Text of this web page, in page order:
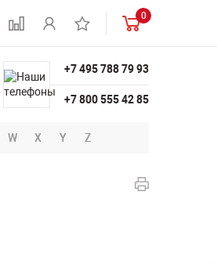
0
+7 495 788 79 93
+7 800 555 42 85
W X Y Z